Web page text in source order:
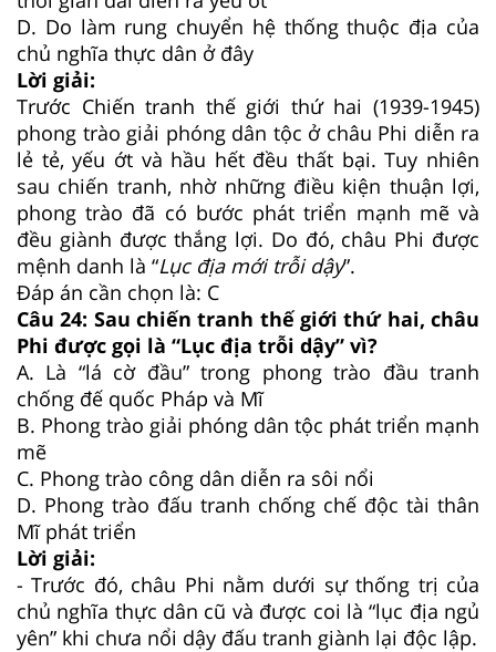
D. Do làm rung chuyển hệ thống thuộc địa của
chủ nghĩa thực dân ở đây
Lời giải:
Trước Chiến tranh thế giới thứ hai (1939-1945)
phong trào giải phóng dân tộc ở châu Phi diễn ra
lẻ tẻ, yếu ớt và hầu hết đều thất bại. Tuy nhiên
sau chiến tranh, nhờ những điều kiện thuận lợi,
phong trào đã có bước phát triển mạnh mẽ và
đều giành được thắng lợi. Do đó, châu Phi được
mệnh danh là “Lục địa mới trỗi dậy”.
Đáp án cần chọn là: C
Câu 24: Sau chiến tranh thế giới thứ hai, châu
Phi được gọi là “Lục địa trỗi dậy” vì?
A. Là “lá cờ đầu” trong phong trào đầu tranh
chống đế quốc Pháp và Mĩ
B. Phong trào giải phóng dân tộc phát triển mạnh
mẽ
C. Phong trào công dân diễn ra sôi nổi
D. Phong trào đấu tranh chống chế độc tài thân
Mĩ phát triển
Lời giải:
- Trước đó, châu Phi nằm dưới sự thống trị của
chủ nghĩa thực dân cũ và được coi là “lục địa ngủ
yên” khi chưa nổi dậy đấu tranh giành lại độc lập.